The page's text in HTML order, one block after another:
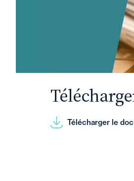
Télécharger le